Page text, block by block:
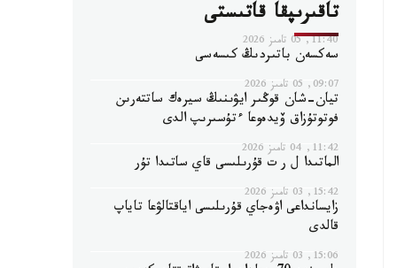
تاقىرىپقا قاتىستى
11:40, 05 تامىز 2026
سەكسەن باتىردىڭ كىسەسى
09:07, 05 تامىز 2026
تيان-شان قوڭىر ايۋىنىڭ سيرەك ساتتەرىن
فوتوتۇزاق ۆيدەوعا ءتۇسىرىپ الدى
11:42, 04 تامىز 2026
الماتىدا ل ر ت قۇرىلىسى قاي ساتىدا تۇر
15:42, 03 تامىز 2026
زايسانداعى اۋەجاي قۇرىلىسى اياقتالۋعا تاياپ
قالدى
15:06, 03 تامىز 2026